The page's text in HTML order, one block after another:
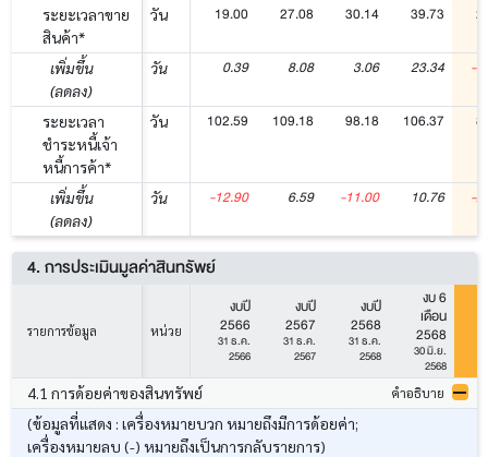
ระยะเวลาขาย
สินค้า*
วัน 19.00 27.08 30.14 39.73
เพิ่มขึ้น
(ลดลง)
วัน 0.39 8.08 3.06 23.34 -
ระยะเวลา
ชำระหนี้เจ้า
หนี้การค้า*
วัน 102.59 109.18 98.18 106.37
เพิ่มขึ้น
(ลดลง)
วัน -12.90 6.59 -11.00 10.76 -
4. การประเมินมูลค่าสินทรัพย์
รายการข้อมูล หน่วย
งบปี
2566
31 ธ.ค.
2566
งบปี
2567
31 ธ.ค.
2567
งบปี
2568
31 ธ.ค.
2568
งบ 6
เดือน
2568
30 มิ.ย.
2568
4.1 การด้อยค่าของสินทรัพย์ คำอธิบาย
(ข้อมูลที่แสดง : เครื่องหมายบวก หมายถึงมีการด้อยค่า;
เครื่องหมายลบ (-) หมายถึงเป็นการกลับรายการ)